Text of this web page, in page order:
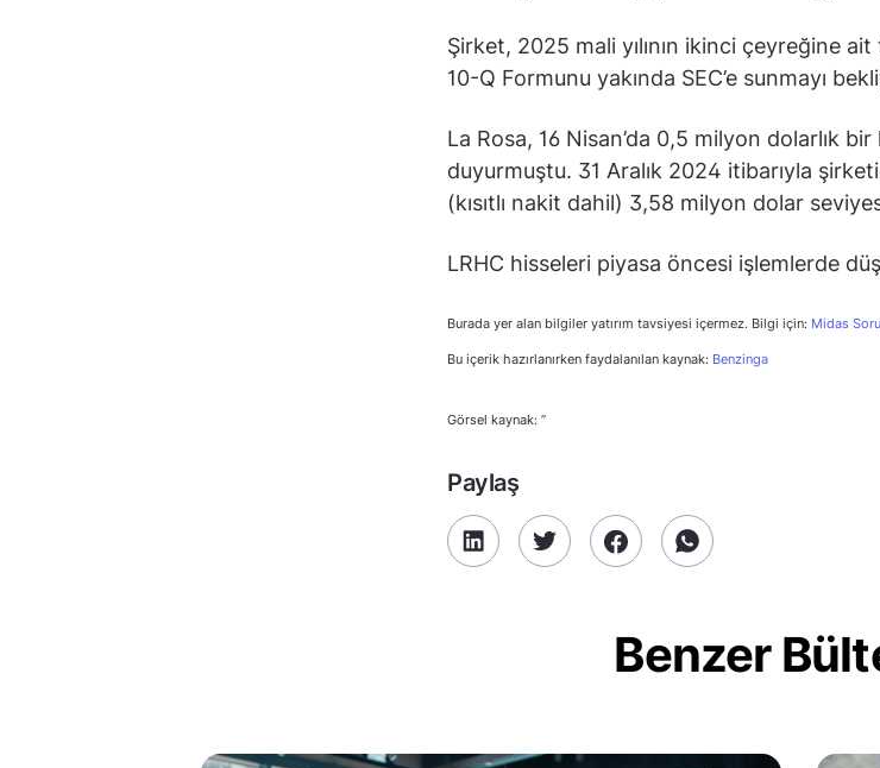
Şirket, 2025 mali yılının ikinci çeyreğine
10-Q Formunu yakında SEC’e sunmayı
La Rosa, 16 Nisan’da 0,5 milyon dolarlık
duyurmuştu. 31 Aralık 2024 itibarıyla
(kısıtlı nakit dahil) 3,58 milyon dolar
LRHC hisseleri piyasa öncesi işlemlerde
Burada yer alan bilgiler yatırım tavsiyesi içermez. Bilgi için: Midas
Bu içerik hazırlanırken faydalanılan kaynak: Benzinga
Görsel kaynak: ”
Paylaş
Benzer